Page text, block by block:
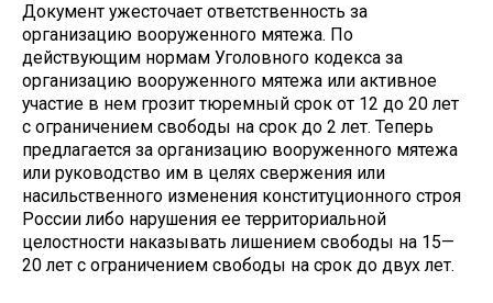
Документ ужесточает ответственность за
организацию вооруженного мятежа. По
действующим нормам Уголовного кодекса за
организацию вооруженного мятежа или активное
участие в нем грозит тюремный срок от 12 до 20 лет
с ограничением свободы на срок до 2 лет. Теперь
предлагается за организацию вооруженного мятежа
или руководство им в целях свержения или
насильственного изменения конституционного строя
России либо нарушения ее территориальной
целостности наказывать лишением свободы на 15—
20 лет с ограничением свободы на срок до двух лет.